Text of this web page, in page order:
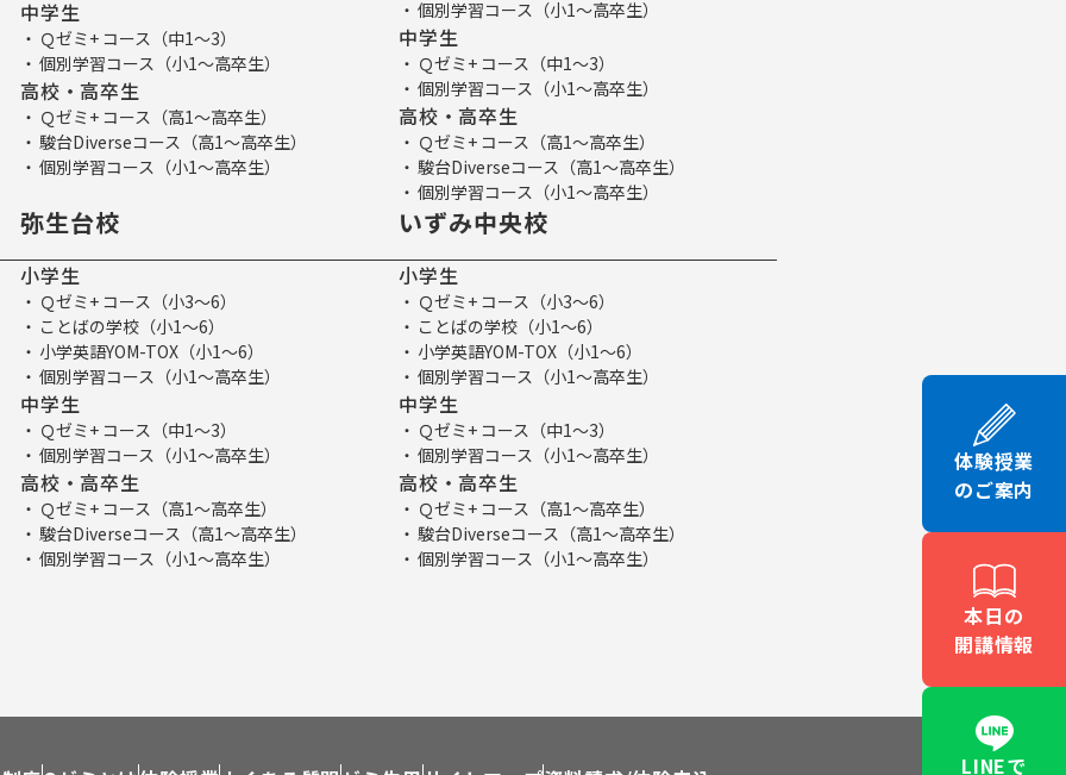
中学生
Ｑゼミ+ コース（中1～3）
個別学習コース（小1～高卒生）
高校・高卒生
Ｑゼミ+ コース（高1～高卒生）
駿台Diverseコース（高1～高卒生）
個別学習コース（小1～高卒生）
個別学習コース（小1～高卒生）
中学生
Ｑゼミ+ コース（中1～3）
個別学習コース（小1～高卒生）
高校・高卒生
Ｑゼミ+ コース（高1～高卒生）
駿台Diverseコース（高1～高卒生）
個別学習コース（小1～高卒生）
弥生台校
小学生
Ｑゼミ+ コース（小3～6）
ことばの学校（小1～6）
小学英語YOM-TOX（小1～6）
個別学習コース（小1～高卒生）
中学生
Ｑゼミ+ コース（中1～3）
個別学習コース（小1～高卒生）
高校・高卒生
Ｑゼミ+ コース（高1～高卒生）
駿台Diverseコース（高1～高卒生）
個別学習コース（小1～高卒生）
いずみ中央校
小学生
Ｑゼミ+ コース（小3～6）
ことばの学校（小1～6）
小学英語YOM-TOX（小1～6）
個別学習コース（小1～高卒生）
中学生
Ｑゼミ+ コース（中1～3）
個別学習コース（小1～高卒生）
高校・高卒生
Ｑゼミ+ コース（高1～高卒生）
駿台Diverseコース（高1～高卒生）
個別学習コース（小1～高卒生）
体験授業
のご案内
本日の
開講情報
LINEで